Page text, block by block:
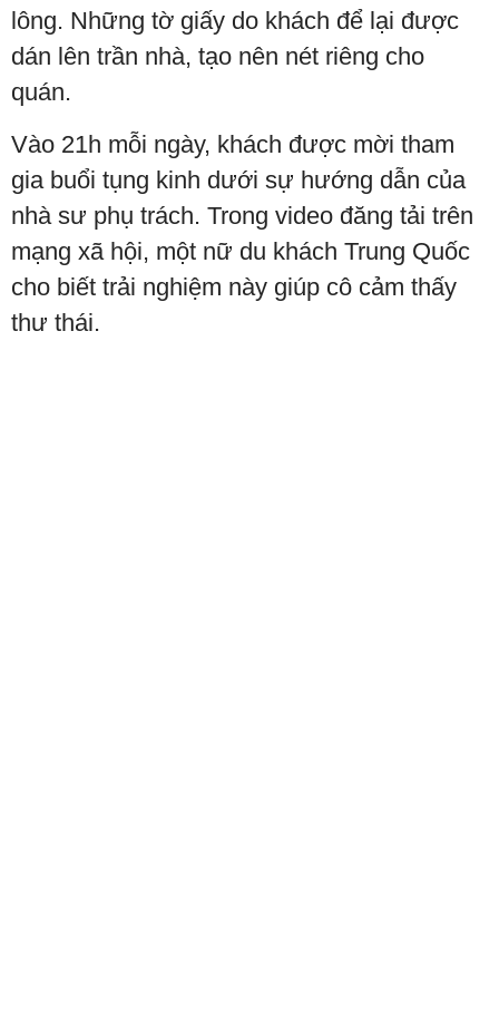
lông. Những tờ giấy do khách để lại được
dán lên trần nhà, tạo nên nét riêng cho
quán.
Vào 21h mỗi ngày, khách được mời tham
gia buổi tụng kinh dưới sự hướng dẫn của
nhà sư phụ trách. Trong video đăng tải trên
mạng xã hội, một nữ du khách Trung Quốc
cho biết trải nghiệm này giúp cô cảm thấy
thư thái.